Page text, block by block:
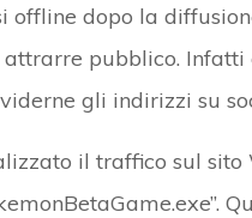
offline dopo la
attrarre pubblico.
gli indirizzi su
il traffico sul sito